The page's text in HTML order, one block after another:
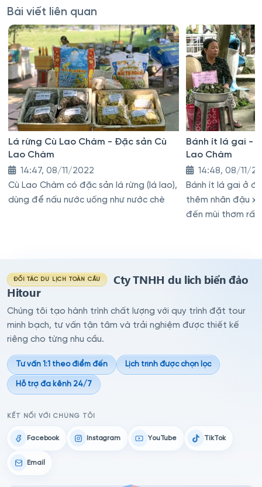
Bài viết liên quan
Lá rừng Cù Lao Chàm - Đặc sản Cù
Lao Chàm
14:47, 08/11/2022
Cù Lao Chàm có đặc sản lá rừng (lá lao),
dùng để nấu nước uống như nước chè
Bánh ít lá gai -
Lao Chàm
14:48, 08/11/
Bánh ít lá gai ở
thêm nhân đậu
đến mùi thơm rất
ĐỐI TÁC DU LỊCH TOÀN CẦU
Cty TNHH du lich biển đảo
Hitour
Chúng tôi tạo hành trình chất lượng với quy trình đặt tour
minh bạch, tư vấn tận tâm và trải nghiệm được thiết kế
riêng cho từng nhu cầu.
Tư vấn 1:1 theo điểm đến Lịch trình được chọn lọc
Hỗ trợ đa kênh 24/7
KẾT NỐI VỚI CHÚNG TÔI
Facebook Instagram YouTube TikTok
Email